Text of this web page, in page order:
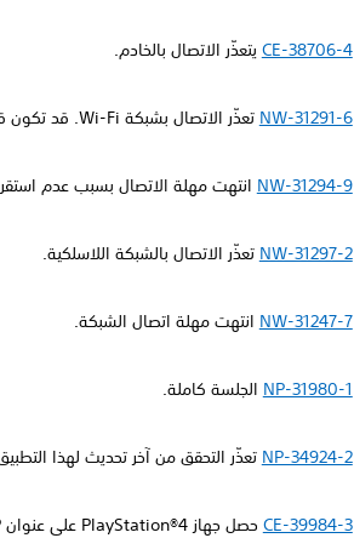
CE-38706-4 يتعذّر الاتصال بالخادم.
NW-31291-6 تعذّر الاتصال بشبكة Wi-Fi. قد تكون قوة إشارة Wi-Fi ضعيفةً جدًا.
NW-31294-9 انتهت مهلة الاتصال بسبب عدم
NW-31297-2 تعذّر الاتصال بالشبكة اللاسلكية.
NW-31247-7 انتهت مهلة اتصال الشبكة.
NP-31980-1 الجلسة كاملة.
NP-34924-2 تعذّر التحقق من آخر تحديث لهذا
CE-39984-3 حصل جهاز PlayStation®4 على عنوان IP إلا أنّه لا يمكنه الاتصال بالإنترنت.